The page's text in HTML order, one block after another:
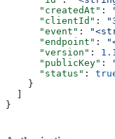
      "createdAt"
:
      "clientId"
:
      "event"
:
      "endpoint"
:
      "version"
:
      "publicKey"
:
      "status"
:
    }
}